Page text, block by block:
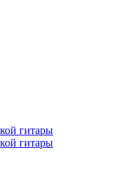
гитары
гитары